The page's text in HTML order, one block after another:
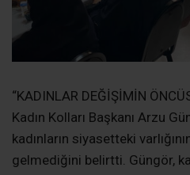
verildi.
DAYANIŞMA VE BİRLİK MESAJI
birlik içerisinde hareket
de toplumsal mücadele
ifade edildi. Karşılıklı istişare
sürdürülen toplantıda